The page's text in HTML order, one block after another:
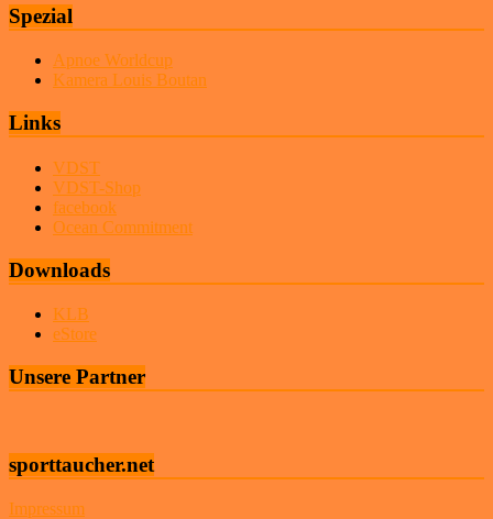
Spezial
Apnoe Worldcup
Kamera Louis Boutan
Links
VDST
VDST-Shop
facebook
Ocean Commitment
Downloads
KLB
eStore
Unsere Partner
sporttaucher.net
Impressum